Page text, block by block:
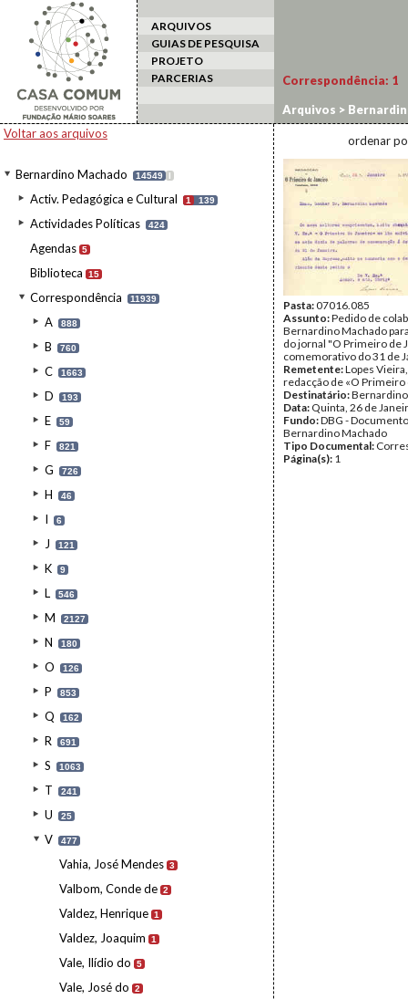
ARQUIVOS
GUIAS DE PESQUISA
PROJETO
PARCERIAS
Voltar aos arquivos
Bernardino Machado 14549 I
Activ. Pedagógica e Cultural 1 139
Actividades Políticas 424
Agendas 5
Biblioteca 15
Correspondência 11939
A 888
B 760
C 1663
D 193
E 59
F 821
G 726
H 46
I 6
J 121
K 9
L 546
M 2127
N 180
O 126
P 853
Q 162
R 691
S 1063
T 241
U 25
V 477
Vahia, José Mendes 3
Valbom, Conde de 2
Valdez, Henrique 1
Valdez, Joaquim 1
Vale, Ilídio do 5
Vale, José do 2
Correspondência: 1
Arquivos >
ordenar
Pasta:07016.085
Assunto:Pedido de
Bernardino Machado
do jornal "O Primeiro de
comemorativo do 31 de
Remetente:Lopes
redacção de «O Primeiro
Destinatário:
Data: Quinta, 26 de
Fundo:DBG -
Bernardino Machado
Tipo Documental:
Página(s): 1